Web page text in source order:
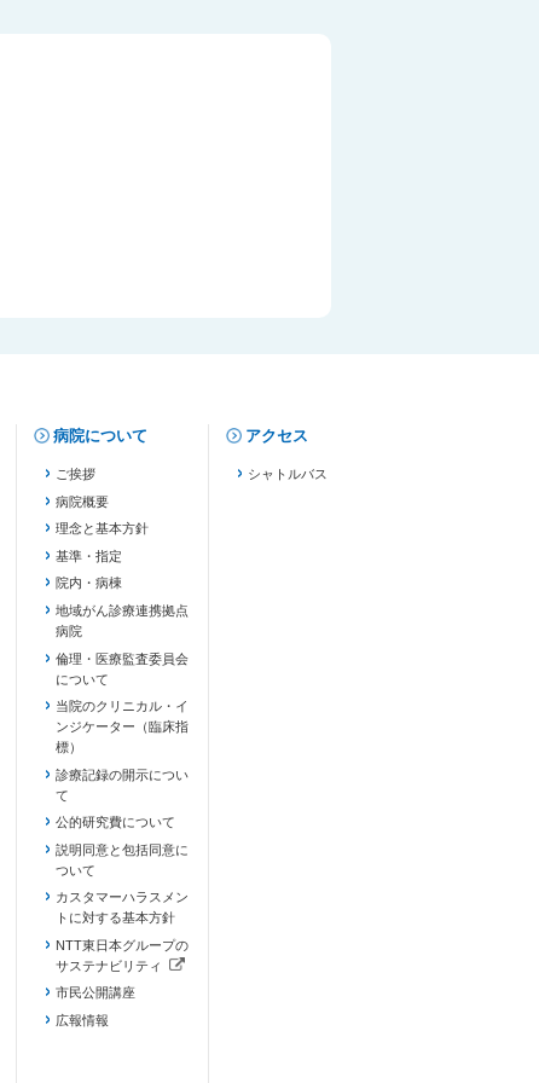
病院について
ご挨拶
病院概要
理念と基本方針
基準・指定
院内・病棟
地域がん診療連携拠点
病院
倫理・医療監査委員会
について
当院のクリニカル・イ
ンジケーター（臨床指
標）
診療記録の開示につい
て
公的研究費について
説明同意と包括同意に
ついて
カスタマーハラスメン
トに対する基本方針
NTT東日本グループの
サステナビリティ
（新しいタブで開きます）
市民公開講座
広報情報
アクセス
シャトルバス